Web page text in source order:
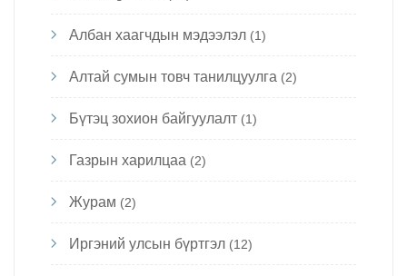
Албан хаагчдын мэдээлэл (1)
Алтай сумын товч танилцуулга (2)
Бүтэц зохион байгуулалт (1)
Газрын харилцаа (2)
Журам (2)
Иргэний улсын бүртгэл (12)